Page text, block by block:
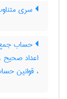
سری
حساب جمع
اعداد صحیح
، قوانین